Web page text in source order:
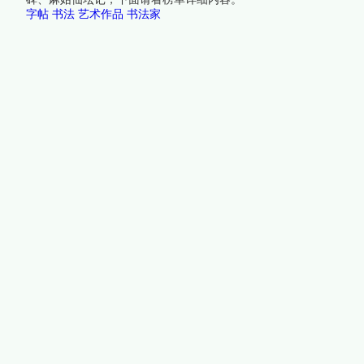
字帖 书法 艺术作品 书法家